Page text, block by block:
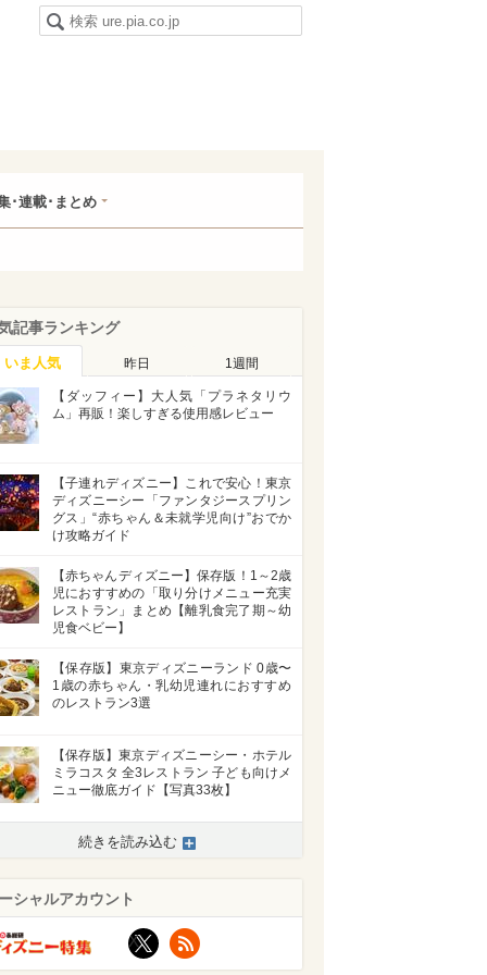
･連載･まとめ
記事ランキング
いま人気 昨日 1週間
【ダッフィー】大人気「プラネタリウ
ム」再販！楽しすぎる使用感レビュー
【子連れディズニー】これで安心！東京
ディズニーシー「ファンタジースプリン
グス」“赤ちゃん＆未就学児向け”おでか
け攻略ガイド
【赤ちゃんディズニー】保存版！1～2歳
児におすすめの「取り分けメニュー充実
レストラン」まとめ【離乳食完了期～幼
児食ベビー】
【保存版】東京ディズニーランド 0歳〜
1歳の赤ちゃん・乳幼児連れにおすすめ
のレストラン3選
【保存版】東京ディズニーシー・ホテル
ミラコスタ 全3レストラン 子ども向けメ
ニュー徹底ガイド【写真33枚】
続きを読み込む
シャルアカウント
X